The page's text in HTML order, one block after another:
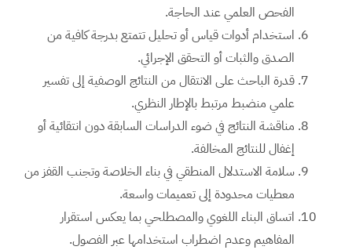
الفحص العلمي عند الحاجة.
استخدام أدوات قياس أو تحليل تتمتع بدرجة كافية من
الصدق والثبات أو التحقق الإجرائي.
قدرة الباحث على الانتقال من النتائج الوصفية إلى تفسير
علمي منضبط مرتبط بالإطار النظري.
مناقشة النتائج في ضوء الدراسات السابقة دون انتقائية أو
إغفال للنتائج المخالفة.
سلامة الاستدلال المنطقي في بناء الخلاصة وتجنب القفز من
معطيات محدودة إلى تعميمات واسعة.
اتساق البناء اللغوي والمصطلحي بما يعكس استقرار
المفاهيم وعدم اضطراب استخدامها عبر الفصول.